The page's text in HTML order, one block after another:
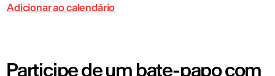
Adicionar ao calendário
Participe de um bate-papo com